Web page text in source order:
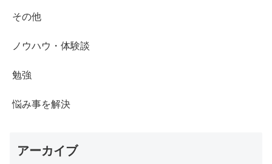
その他
ノウハウ・体験談
勉強
悩み事を解決
アーカイブ